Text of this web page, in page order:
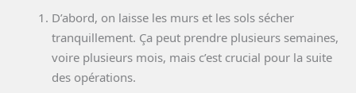
D’abord, on laisse les murs et les sols sécher
tranquillement. Ça peut prendre plusieurs semaines,
voire plusieurs mois, mais c’est crucial pour la suite
des opérations.